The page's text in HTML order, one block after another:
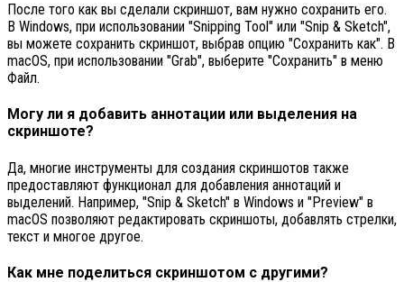
После того как вы сделали скриншот, вам нужно сохранить его.
В Windows, при использовании "Snipping Tool" или "Snip & Sketch",
вы можете сохранить скриншот, выбрав опцию "Сохранить как". В
macOS, при использовании "Grab", выберите "Сохранить" в меню
Файл.
Могу ли я добавить аннотации или выделения на
скриншоте?
Да, многие инструменты для создания скриншотов также
предоставляют функционал для добавления аннотаций и
выделений. Например, "Snip & Sketch" в Windows и "Preview" в
macOS позволяют редактировать скриншоты, добавлять стрелки,
текст и многое другое.
Как мне поделиться скриншотом с другими?